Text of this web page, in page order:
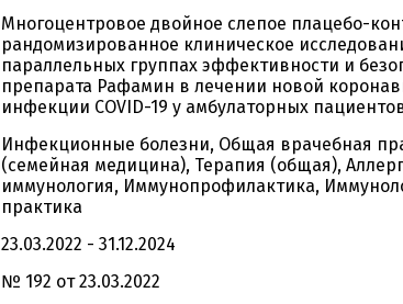
Многоцентровое двойное слепое плацебо-
рандомизированное клиническое
параллельных группах эффективности и
препарата Рафамин в лечении новой
инфекции COVID-19 у амбулаторных
Инфекционные болезни, Общая врачебная
(семейная медицина), Терапия (общая),
иммунология, Иммунопрофилактика,
практика
23.03.2022 - 31.12.2024
№ 192 от 23.03.2022